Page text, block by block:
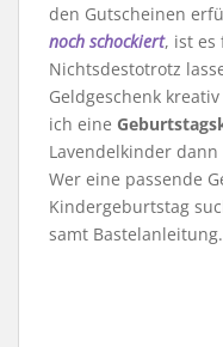
den Gutscheinen
noch schockiert, ist es
Nichtsdestotrotz
Geldgeschenk
ich eine
Lavendelkinder
Wer eine passende
Kindergeburtstag
samt Bastelanleitung.